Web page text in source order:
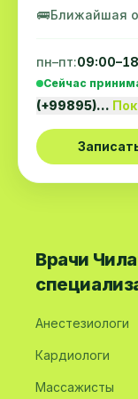
🚌Ближайшая
пн–пт:
Сейчас
(+99895)…
Врачи
Анестезиологи
Кардиологи
Массажисты